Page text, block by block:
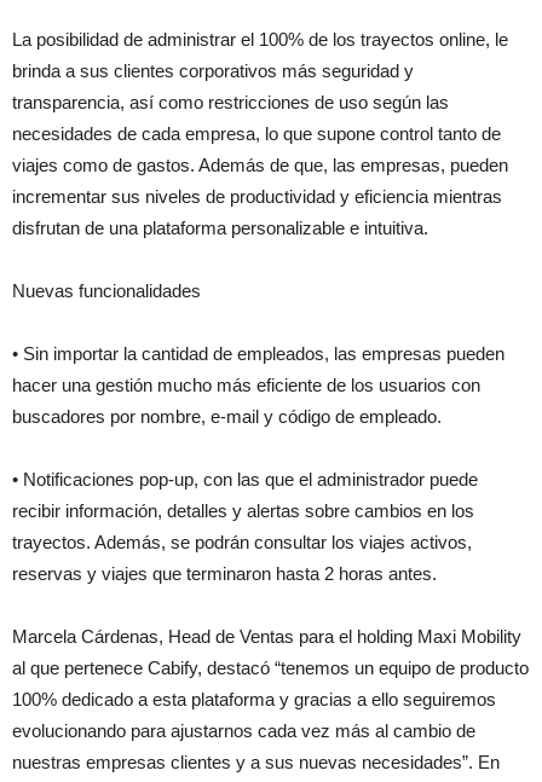
La posibilidad de administrar el 100% de los trayectos online, le
brinda a sus clientes corporativos más seguridad y
transparencia, así como restricciones de uso según las
necesidades de cada empresa, lo que supone control tanto de
viajes como de gastos. Además de que, las empresas, pueden
incrementar sus niveles de productividad y eficiencia mientras
disfrutan de una plataforma personalizable e intuitiva.
Nuevas funcionalidades
• Sin importar la cantidad de empleados, las empresas pueden
hacer una gestión mucho más eficiente de los usuarios con
buscadores por nombre, e-mail y código de empleado.
• Notificaciones pop-up, con las que el administrador puede
recibir información, detalles y alertas sobre cambios en los
trayectos. Además, se podrán consultar los viajes activos,
reservas y viajes que terminaron hasta 2 horas antes.
Marcela Cárdenas, Head de Ventas para el holding Maxi Mobility
al que pertenece Cabify, destacó “tenemos un equipo de producto
100% dedicado a esta plataforma y gracias a ello seguiremos
evolucionando para ajustarnos cada vez más al cambio de
nuestras empresas clientes y a sus nuevas necesidades”. En